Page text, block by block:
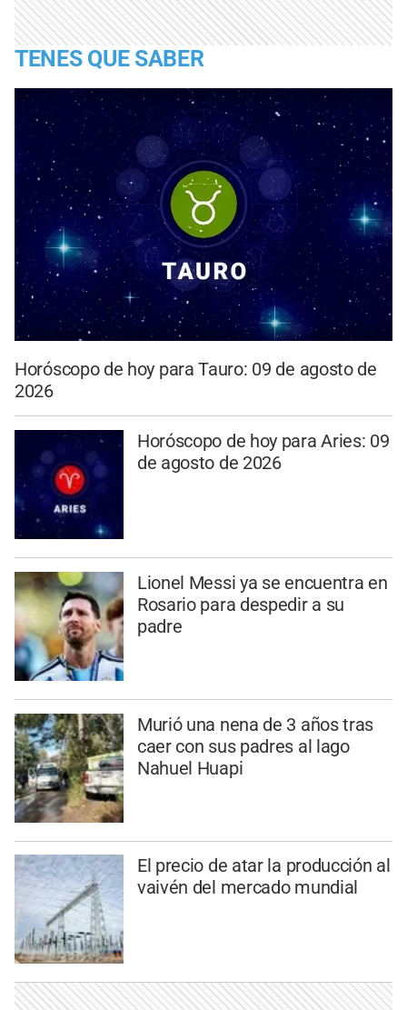
TENES QUE SABER
Horóscopo de hoy para Tauro: 09 de agosto de
2026
Horóscopo de hoy para Aries: 09
de agosto de 2026
Lionel Messi ya se encuentra en
Rosario para despedir a su
padre
Murió una nena de 3 años tras
caer con sus padres al lago
Nahuel Huapi
El precio de atar la producción al
vaivén del mercado mundial